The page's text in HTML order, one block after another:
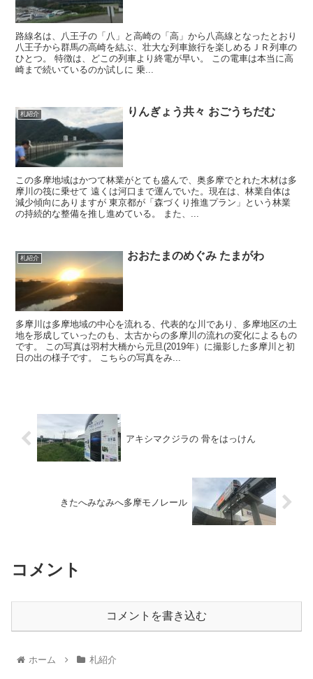
路線名は、八王子の「八」と高崎の「高」から八高線となったとおり
八王子から群馬の高崎を結ぶ、壮大な列車旅行を楽しめるＪＲ列車の
ひとつ。 特徴は、どこの列車より終電が早い。 この電車は本当に高
崎まで続いているのか試しに 乗...
札紹介 りんぎょう共々 おごうちだむ
この多摩地域はかつて林業がとても盛んで、奥多摩でとれた木材は多
摩川の筏に乗せて 遠くは河口まで運んでいた。現在は、林業自体は
減少傾向にありますが 東京都が「森づくり推進プラン」という林業
の持続的な整備を推し進めている。 また、...
札紹介 おおたまのめぐみ たまがわ
多摩川は多摩地域の中心を流れる、代表的な川であり、多摩地区の土
地を形成していったのも、太古からの多摩川の流れの変化によるもの
です。 この写真は羽村大橋から元旦(2019年）に撮影した多摩川と初
日の出の様子です。 こちらの写真をみ...
アキシマクジラの 骨をはっけん
きたへみなみへ多摩モノレール
コメント
コメントを書き込む
ホーム 札紹介